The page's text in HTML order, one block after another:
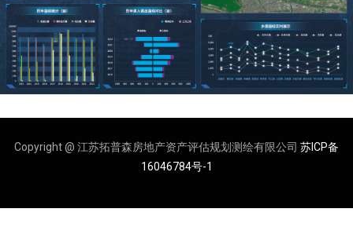
- 招标及采购代理服务
- 公司资质
- 合作伙伴
- 员工风采
- 联系我们
- 人才招聘
Copyright @ 江苏拓普森房地产资产评估规划测绘有限公司 苏ICP备
16046784号-1